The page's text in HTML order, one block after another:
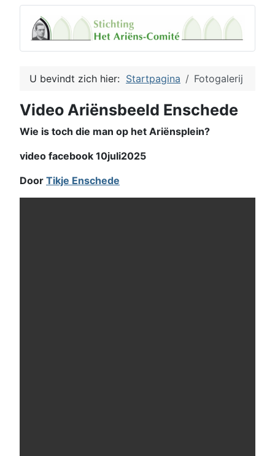
U bevindt zich hier: Startpagina Fotogalerij
Video Ariënsbeeld Enschede
Wie is toch die man op het Ariënsplein?
video facebook 10juli2025
Door Tikje Enschede